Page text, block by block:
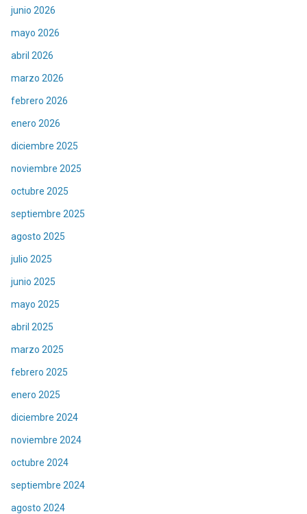
junio 2026
mayo 2026
abril 2026
marzo 2026
febrero 2026
enero 2026
diciembre 2025
noviembre 2025
octubre 2025
septiembre 2025
agosto 2025
julio 2025
junio 2025
mayo 2025
abril 2025
marzo 2025
febrero 2025
enero 2025
diciembre 2024
noviembre 2024
octubre 2024
septiembre 2024
agosto 2024